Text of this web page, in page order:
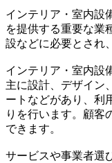
インテリア・室内設
を提供する重要な業
設などに必要とされ
インテリア・室内設
主に設計、デザイン
ートなどがあり、利
りを行います。顧客
できます。
サービスや事業者選